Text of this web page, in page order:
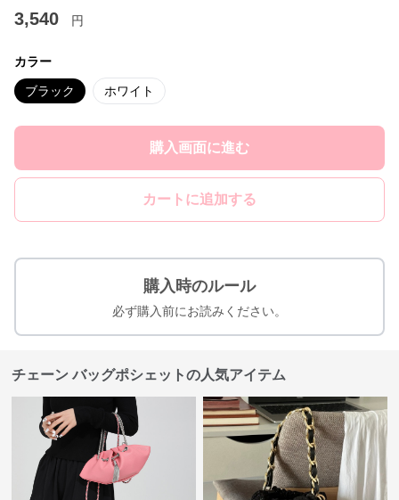
3,540 円
カラー
ブラック ホワイト
購入画面に進む
カートに追加する
購入時のルール
必ず購入前にお読みください。
チェーン バッグポシェットの人気アイテム